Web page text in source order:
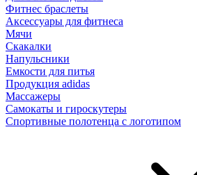
Фитнес браслеты
Аксессуары для фитнеса
Мячи
Скакалки
Напульсники
Емкости для питья
Продукция adidas
Массажеры
Самокаты и гироскутеры
Спортивные полотенца с логотипом